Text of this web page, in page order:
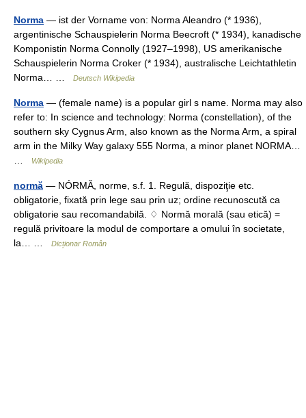
Norma — ist der Vorname von: Norma Aleandro (* 1936),
argentinische Schauspielerin Norma Beecroft (* 1934), kanadische
Komponistin Norma Connolly (1927–1998), US amerikanische
Schauspielerin Norma Croker (* 1934), australische Leichtathletin
Norma… …
Deutsch Wikipedia
Norma — (female name) is a popular girl s name. Norma may also
refer to: In science and technology: Norma (constellation), of the
southern sky Cygnus Arm, also known as the Norma Arm, a spiral
arm in the Milky Way galaxy 555 Norma, a minor planet NORMA…
Wikipedia
normă — NÓRMĂ, norme, s.f. 1. Regulă, dispoziţie etc.
obligatorie, fixată prin lege sau prin uz; ordine recunoscută ca
obligatorie sau recomandabilă. ♢ Normă morală (sau etică) =
regulă privitoare la modul de comportare a omului în societate,
la… …
Dicționar Român